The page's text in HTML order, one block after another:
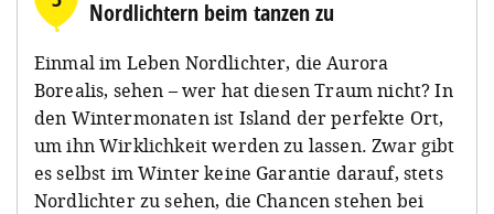
Nordlichtern beim tanzen zu
Einmal im Leben Nordlichter, die Aurora
Borealis, sehen – wer hat diesen Traum nicht? In
den Wintermonaten ist Island der perfekte Ort,
um ihn Wirklichkeit werden zu lassen. Zwar gibt
es selbst im Winter keine Garantie darauf, stets
Nordlichter zu sehen, die Chancen stehen bei